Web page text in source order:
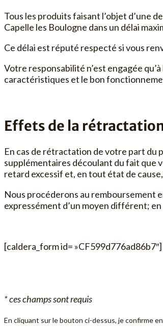
Tous les produits faisant l’objet d’une
Capelle les Boulogne dans un délai
Ce délai est réputé respecté si vous
Votre responsabilité n’est engagée
caractéristiques et le bon
Effets de la
En cas de rétractation de votre part du
supplémentaires découlant du fait que
retard excessif et, en tout état de
Nous procéderons au remboursement
expressément d’un moyen différent;
[caldera_form id= »CF599d776ad86b7″]
* ces champs sont requis
En cliquant sur le bouton ci-dessus, je confirme